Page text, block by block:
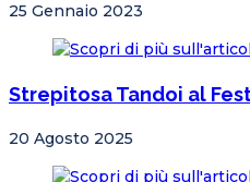
25 Gennaio 2023
Strepitosa Tandoi al
20 Agosto 2025